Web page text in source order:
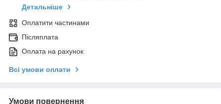
Детальніше
Оплатити частинами
Післяплата
Оплата на рахунок
Всі умови оплати
Умови повернення